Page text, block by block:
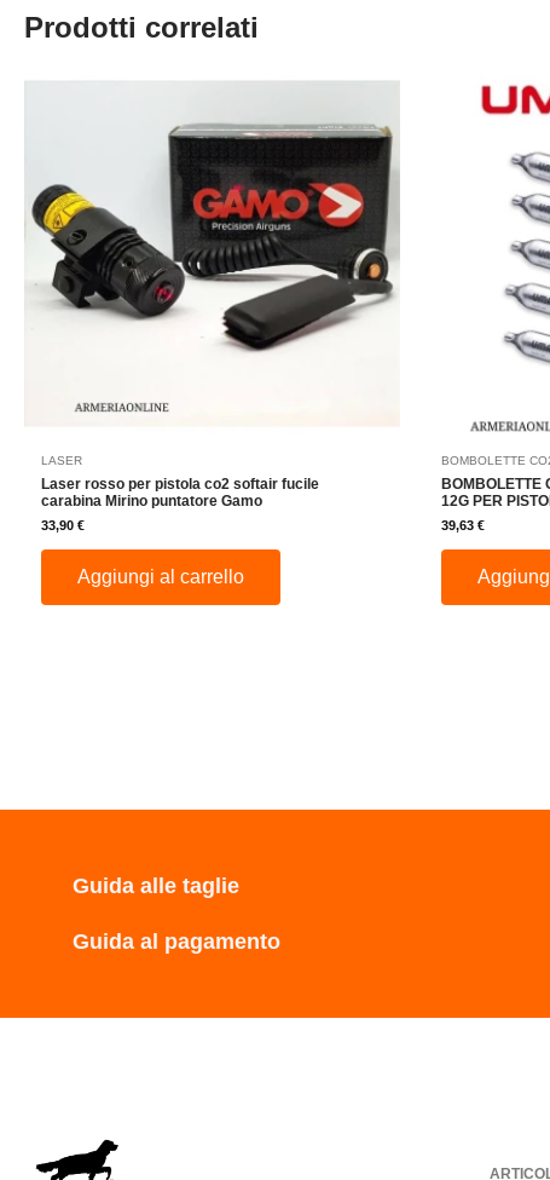
Prodotti correlati
LASER
Laser rosso per pistola co2 softair fucile
carabina Mirino puntatore Gamo
33,90€
Aggiungi al carrello
BOMBOLETTE
BOMBOLETTE
12G PER
39,63€
Guida alle taglie
Guida al pagamento